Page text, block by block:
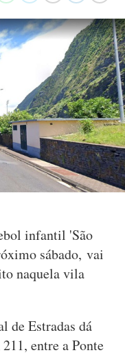
infantil 'São
sábado, vai
naquela vila
de Estradas dá
entre a Ponte